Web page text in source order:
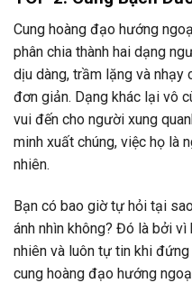
Cung hoàng đạo hướng
phân chia thành hai dạng
dịu dàng, trầm lặng và
đơn giản. Dạng khác lại vô
vui đến cho người xung
minh xuất chúng, việc họ là
nhiên.
Bạn có bao giờ tự hỏi tại
ánh nhìn không? Đó là bởi
nhiên và luôn tự tin khi
cung hoàng đạo hướng